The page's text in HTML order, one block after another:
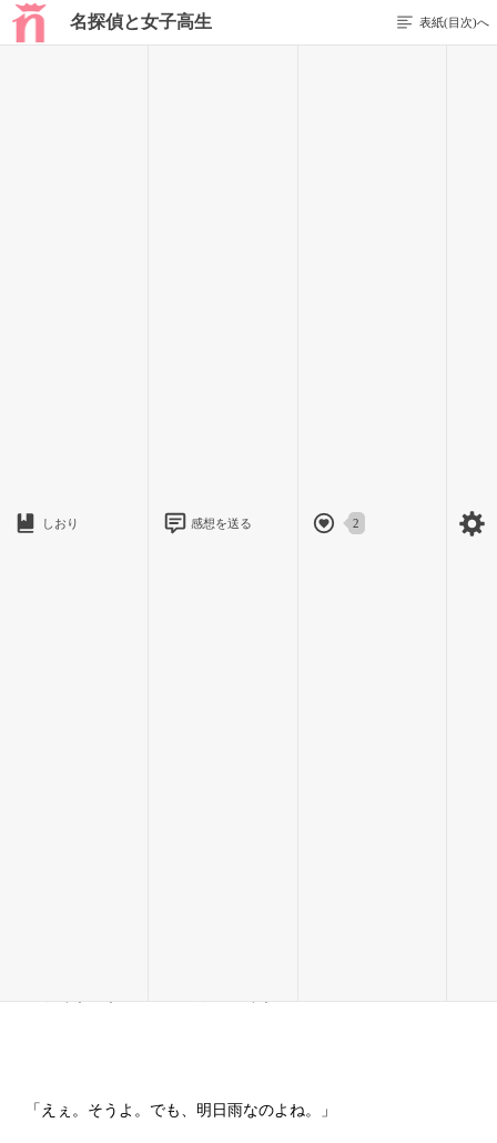
名探偵と女子高生 表紙(目次)へ
しおり 感想を送る 2
「えぇ。そうよ。でも、明日雨なのよね。」